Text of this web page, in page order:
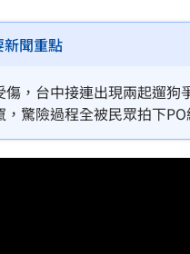
」離家百天 主人祭20
顧蔡英文新北寫下1驚
新聞重點
，台中接連出現兩起遛
驚險過程全被民眾拍下